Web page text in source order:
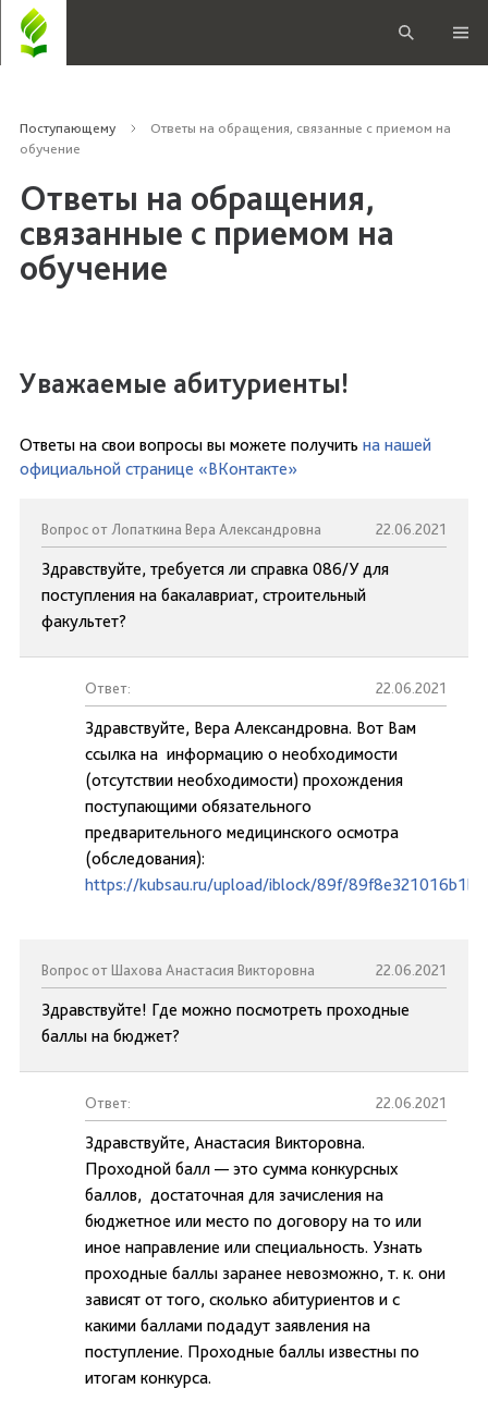
Поступающему
Ответы на обращения, связанные с приемом на
обучение
Ответы на обращения,
связанные с приемом на
обучение
Уважаемые абитуриенты!
Ответы на свои вопросы вы можете получить на нашей
официальной странице «ВКонтакте»
Вопрос от Лопаткина Вера Александровна 22.06.2021
Здравствуйте, требуется ли справка 086/У для
поступления на бакалавриат, строительный
факультет?
Ответ: 22.06.2021
Здравствуйте, Вера Александровна. Вот Вам
ссылка на информацию о необходимости
(отсутствии необходимости) прохождения
поступающими обязательного
предварительного медицинского осмотра
(обследования):
https://kubsau.ru/upload/iblock/89f/
Вопрос от Шахова Анастасия Викторовна 22.06.2021
Здравствуйте! Где можно посмотреть проходные
баллы на бюджет?
Ответ: 22.06.2021
Здравствуйте, Анастасия Викторовна.
Проходной балл — это сумма конкурсных
баллов, достаточная для зачисления на
бюджетное или место по договору на то или
иное направление или специальность. Узнать
проходные баллы заранее невозможно, т. к. они
зависят от того, сколько абитуриентов и с
какими баллами подадут заявления на
поступление. Проходные баллы известны по
итогам конкурса.